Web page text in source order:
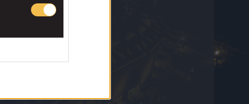
7 Αυγούστου 2026 20:25